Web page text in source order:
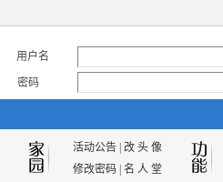
用户名
密码
活动公告| 改 头 像
修改密码| 名 人 堂